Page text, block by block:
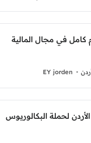
EY jorden
لحملة البكالوريوس